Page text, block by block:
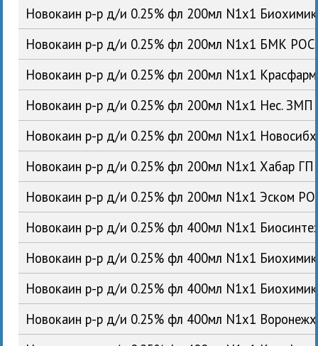
Новокаин р-р д/и 0.25% фл 200мл N1x1
Новокаин р-р д/и 0.25% фл 200мл N1x1 БМК РОС
Новокаин р-р д/и 0.25% фл 200мл N1x1
Новокаин р-р д/и 0.25% фл 200мл N1x1 Нес.
Новокаин р-р д/и 0.25% фл 200мл N1x1
Новокаин р-р д/и 0.25% фл 200мл N1x1 Хабар
Новокаин р-р д/и 0.25% фл 200мл N1x1 Эском
Новокаин р-р д/и 0.25% фл 400мл N1x1
Новокаин р-р д/и 0.25% фл 400мл N1x1
Новокаин р-р д/и 0.25% фл 400мл N1x1
Новокаин р-р д/и 0.25% фл 400мл N1x1